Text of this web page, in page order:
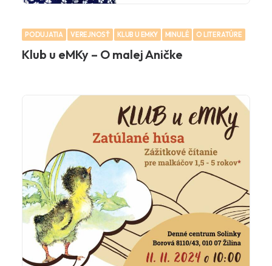
PODUJATIA VEREJNOSŤ KLUB U EMKY MINULÉ O LITERATÚRE
Klub u eMKy – O malej Aničke